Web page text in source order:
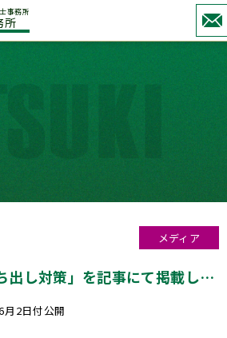
事務所
所
メディア
出し対策」を記事にて掲載しま
月2日付公開